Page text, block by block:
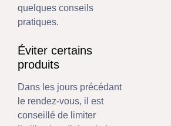
quelques conseils
pratiques.
Éviter certains
produits
Dans les jours précédant
le rendez-vous, il est
conseillé de limiter